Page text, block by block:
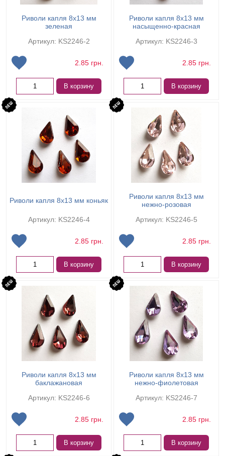
Риволи капля 8х13 мм
зеленая
Артикул: KS2246-2
2.85 грн.
В корзину
Риволи капля 8х13 мм
насыщенно-красная
Артикул: KS2246-3
2.85 грн.
В корзину
Риволи капля 8х13 мм коньяк
Артикул: KS2246-4
2.85 грн.
В корзину
Риволи капля 8х13 мм
нежно-розовая
Артикул: KS2246-5
2.85 грн.
В корзину
Риволи капля 8х13 мм
баклажановая
Артикул: KS2246-6
2.85 грн.
В корзину
Риволи капля 8х13 мм
нежно-фиолетовая
Артикул: KS2246-7
2.85 грн.
В корзину